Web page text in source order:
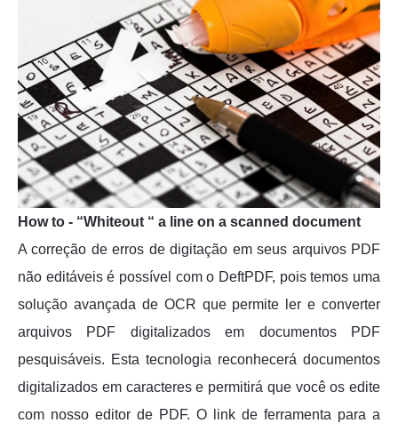
How to - “Whiteout “ a line on a scanned document
A correção de erros de digitação em seus arquivos PDF
não editáveis é possível com o DeftPDF, pois temos uma
solução avançada de OCR que permite ler e converter
arquivos PDF digitalizados em documentos PDF
pesquisáveis. Esta tecnologia reconhecerá documentos
digitalizados em caracteres e permitirá que você os edite
com nosso editor de PDF. O link de ferramenta para a